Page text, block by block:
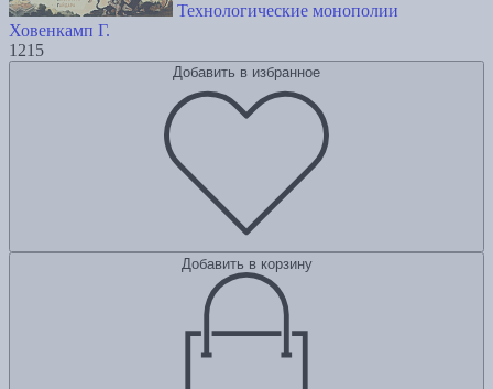
Технологические монополии
Ховенкамп Г.
1215
Добавить в избранное
Добавить в корзину